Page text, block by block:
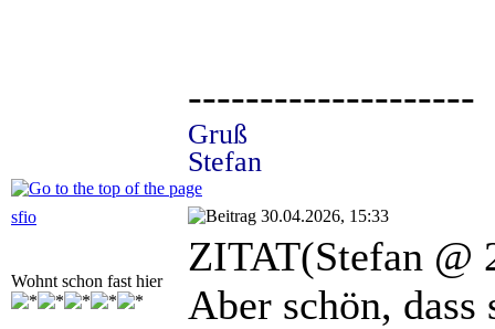
--------------------
Gruß
Stefan
sfio 30.04.2026, 15:33
Wohnt schon fast hier
ZITAT(Stefan @
Aber schön,